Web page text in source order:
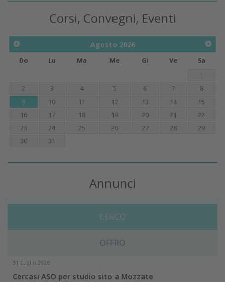
Corsi, Convegni, Eventi
Agosto 2026
Do Lu Ma Me Gi Ve
Sa
1
2
3 4 5 6 7
8
9
10 11 12 13 14
15
16
17 18 19 20 21
22
23
24 25 26 27 28
29
30
31
Annunci
CERCO
OFFRO
31 Luglio 2026
Cercasi ASO per studio sito a Mozzate